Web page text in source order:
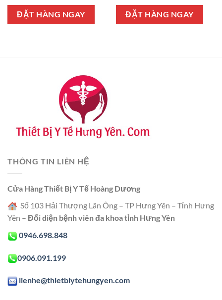
ĐẶT HÀNG NGAY
là:
8.300.000 ₫.
tại
là:
7.500.000
ĐẶT HÀNG NGAY
THÔNG TIN LIÊN HỆ
Cửa Hàng Thiết Bị Y Tế Hoàng Dương
Số 103 Hải Thượng Lãn Ông – TP Hưng Yên – Tỉnh Hưng
Yên – Đối diện bệnh viên đa khoa tỉnh Hưng Yên
0946.698.848
0906.091.199
lienhe@thietbiytehungyen.com